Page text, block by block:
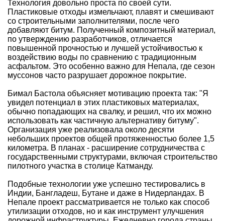
Технология довольно проста по своей сути.
Пластиковые отходы измельчают, плавят и смешивают
со строительными заполнителями, после чего
добавляют битум. Полученный композитный материал,
по утверждению разработчиков, отличается
повышенной прочностью и лучшей устойчивостью к
воздействию воды по сравнению с традиционным
асфальтом. Это особенно важно для Непала, где сезон
муссонов часто разрушает дорожное покрытие.
Бимал Бастола объясняет мотивацию проекта так: "Я
увидел потенциал в этих пластиковых материалах,
обычно попадающих на свалку, и решил, что их можно
использовать как частичную альтернативу битуму".
Организация уже реализовала около десяти
небольших проектов общей протяженностью более 1,5
километра. В планах - расширение сотрудничества с
государственными структурами, включая строительство
пилотного участка в столице Катманду.
Подобные технологии уже успешно тестировались в
Индии, Бангладеш, Бутане и даже в Нидерландах. В
Непале проект рассматривается не только как способ
утилизации отходов, но и как инструмент улучшения